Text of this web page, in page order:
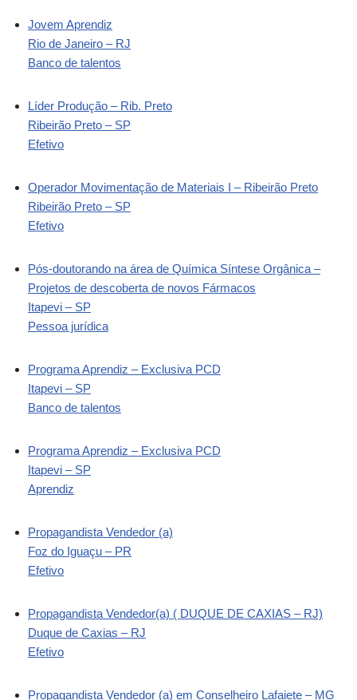
Jovem Aprendiz
Rio de Janeiro – RJ
Banco de talentos
Líder Produção – Rib. Preto
Ribeirão Preto – SP
Efetivo
Operador Movimentação de Materiais I – Ribeirão Preto
Ribeirão Preto – SP
Efetivo
Pós-doutorando na área de Química Síntese Orgânica –
Projetos de descoberta de novos Fármacos
Itapevi – SP
Pessoa jurídica
Programa Aprendiz – Exclusiva PCD
Itapevi – SP
Banco de talentos
Programa Aprendiz – Exclusiva PCD
Itapevi – SP
Aprendiz
Propagandista Vendedor (a)
Foz do Iguaçu – PR
Efetivo
Propagandista Vendedor(a) ( DUQUE DE CAXIAS – RJ)
Duque de Caxias – RJ
Efetivo
Propagandista Vendedor (a) em Conselheiro Lafaiete – MG